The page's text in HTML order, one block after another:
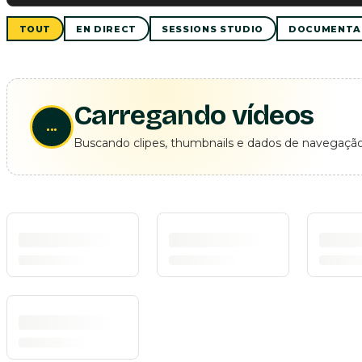
TOUT EN DIRECT SESSIONS STUDIO
... Carregando vídeos
Buscando clipes, thumbnails e dados de